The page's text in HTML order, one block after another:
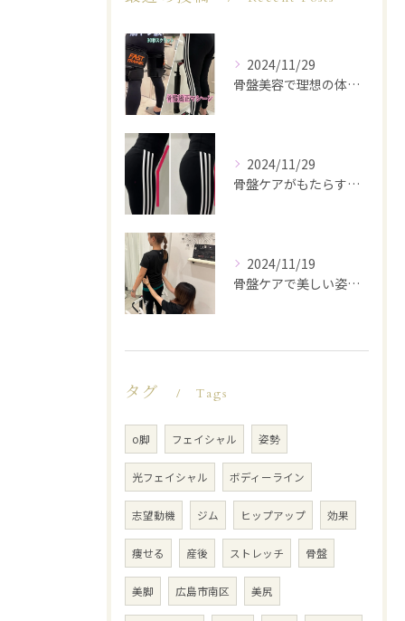
2024/11/29
骨盤美容で理想の体型を実現
2024/11/29
骨盤ケアがもたらす美と健康
2024/11/19
骨盤ケアで美しい姿勢を手に入れる
タグ Tags
o脚 フェイシャル 姿勢
光フェイシャル ボディーライン
志望動機 ジム ヒップアップ 効果
痩せる 産後 ストレッチ 骨盤
美脚 広島市南区 美尻